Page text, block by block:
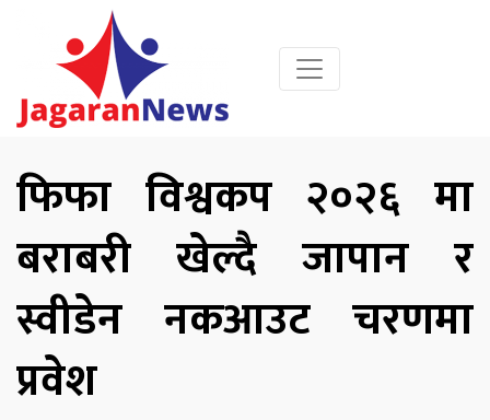
फिफा विश्वकप २०२६ मा
बराबरी खेल्दै जापान र
स्वीडेन नकआउट चरणमा
प्रवेश